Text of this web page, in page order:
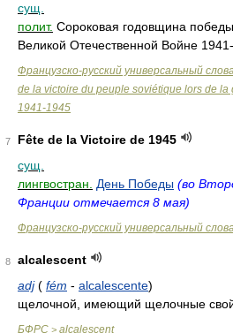
сущ.
полит. Сороковая годовщина
Великой Отечественной Войне
Французско-русский универсальный
de la victoire du peuple soviétique lors de
1941-1945
7
Fête de la Victoire de 1945
сущ.
лингвостран.
День Победы (во
Франции отмечается 8 мая)
Французско-русский универсальный
8
alcalescent
adj( fém - alcalescente)
щелочной, имеющий щелочные
БФРС > alcalescent